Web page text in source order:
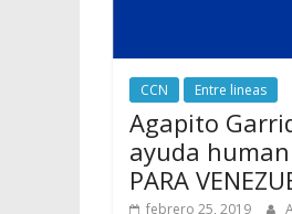
CCN Entre lineas
Agapito
ayuda
PARA
febrero 25, 2019